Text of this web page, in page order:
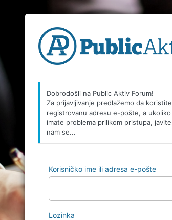
Dobrodošli na Public Aktiv Forum!
Za prijavljivanje predlažemo da koristite
registrovanu adresu e-pošte, a ukoliko
imate problema prilikom pristupa, javite
nam se...
Korisničko ime ili adresa e-pošte
Lozinka